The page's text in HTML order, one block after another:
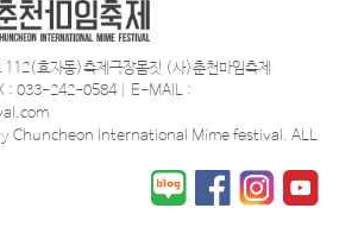
112(효자동)축제극장몸짓 (사)춘천마임축제
: 033-242-0584 | E-MAIL :
Chuncheon International Mime festival. ALL